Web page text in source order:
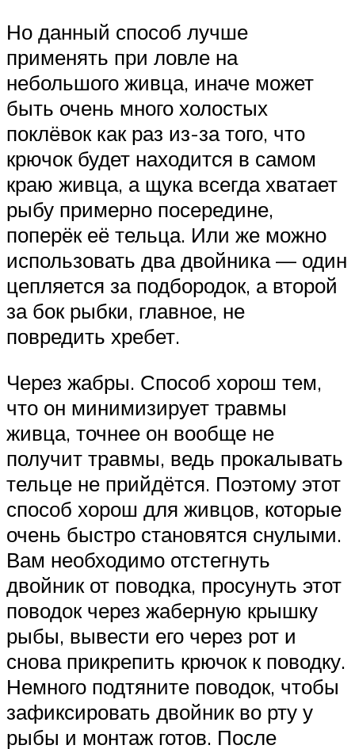
Но данный способ лучше
применять при ловле на
небольшого живца, иначе может
быть очень много холостых
поклёвок как раз из-за того, что
крючок будет находится в самом
краю живца, а щука всегда хватает
рыбу примерно посередине,
поперёк её тельца. Или же можно
использовать два двойника — один
цепляется за подбородок, а второй
за бок рыбки, главное, не
повредить хребет.
Через жабры. Способ хорош тем,
что он минимизирует травмы
живца, точнее он вообще не
получит травмы, ведь прокалывать
тельце не прийдётся. Поэтому этот
способ хорош для живцов, которые
очень быстро становятся снулыми.
Вам необходимо отстегнуть
двойник от поводка, просунуть этот
поводок через жаберную крышку
рыбы, вывести его через рот и
снова прикрепить крючок к поводку.
Немного подтяните поводок, чтобы
зафиксировать двойник во рту у
рыбы и монтаж готов. После